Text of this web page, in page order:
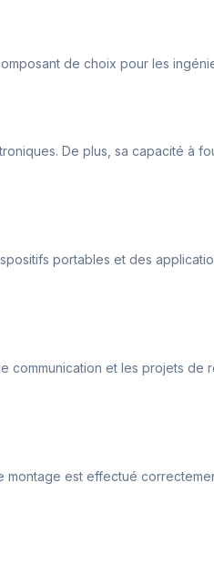
de choix pour les
De plus, sa capacité à
portables et des
communication et les projets
est effectué